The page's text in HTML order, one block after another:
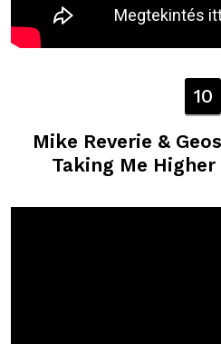
10
Mike Reverie &
Taking Me